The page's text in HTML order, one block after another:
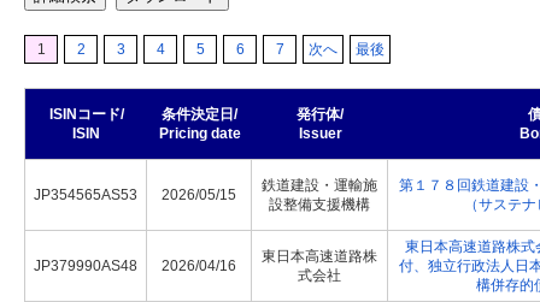
1 2 3 4 5 6 7 次へ 最後
ISINコード/
ISIN
条件決定日/
Pricing date
発行体/
Issuer
JP354565AS53 2026/05/15
鉄道建設・運輸施
設整備支援機構
第１７８回鉄道建設
（サステ
JP379990AS48 2026/04/16
東日本高速道路株
式会社
東日本高速道路株
付、独立行政法人日
構併存的